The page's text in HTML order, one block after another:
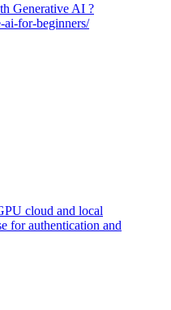
Generative AI ?
ai-for-beginners/
cloud and local
for authentication and